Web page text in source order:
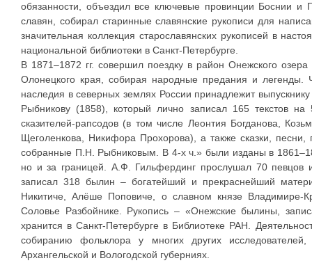
обязанности, объездил все ключевые провинции Боснии и
славян, собирал старинные славянские рукописи для
значительная коллекция старославянских рукописей в
национальной библиотеки в Санкт-Петербурге.
В 1871–1872 гг. совершил поездку в район Онежского
Олонецкого края, собирая народные предания и легенды.
наследия в северных землях России принадлежит
Рыбникову (1858), который лично записал 165 текстов
сказителей-рапсодов (в том числе Леонтия Богданова,
Щеголенкова, Никифора Прохорова), а также сказки,
собранные П.Н. Рыбниковым. В 4-х ч.» были изданы в
но и за границей. А.Ф. Гильфердинг прослушал 70 певцов
записал 318 былин – богатейший и прекраснейший
Никитиче, Алёше Поповиче, о славном князе
Соловье Разбойнике. Рукопись – «Онежские былины,
хранится в Санкт-Петербурге в Библиотеке РАН.
собиранию фольклора у многих других
Архангельской и Вологодской губерниях.